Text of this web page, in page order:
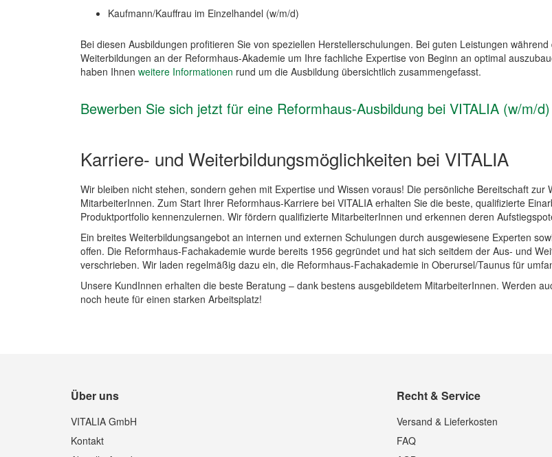
Kaufmann/Kauffrau im Einzelhandel (w/m/d)
Bei diesen Ausbildungen profitieren Sie von speziellen Herstellerschulungen. Bei guten Leistungen
Weiterbildungen an der Reformhaus-Akademie um Ihre fachliche Expertise von Beginn an optimal
haben Ihnen weitere Informationen rund um die Ausbildung übersichtlich zusammengefasst.
Bewerben Sie sich jetzt für eine Reformhaus-Ausbildung bei VITALIA (w/m/d)
Karriere- und Weiterbildungsmöglichkeiten bei VITALIA
Wir bleiben nicht stehen, sondern gehen mit Expertise und Wissen voraus! Die persönliche Bereitschaft
MitarbeiterInnen. Zum Start Ihrer Reformhaus-Karriere bei VITALIA erhalten Sie die beste, qualifizierte
Produktportfolio kennenzulernen. Wir fördern qualifizierte MitarbeiterInnen und erkennen deren
Ein breites Weiterbildungsangebot an internen und externen Schulungen durch ausgewiesene Experten
offen. Die Reformhaus-Fachakademie wurde bereits 1956 gegründet und hat sich seitdem der Aus- und
verschrieben. Wir laden regelmäßig dazu ein, die Reformhaus-Fachakademie in Oberursel/Taunus für
Unsere KundInnen erhalten die beste Beratung – dank bestens ausgebildetem MitarbeiterInnen. Werden
noch heute für einen starken Arbeitsplatz!
Über uns
VITALIA GmbH
Kontakt
Recht & Service
Versand & Lieferkosten
FAQ